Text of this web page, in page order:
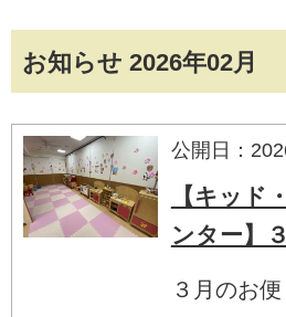
お知らせ 2026年02月
公開日：
【キッド
ンター】
３月のお便